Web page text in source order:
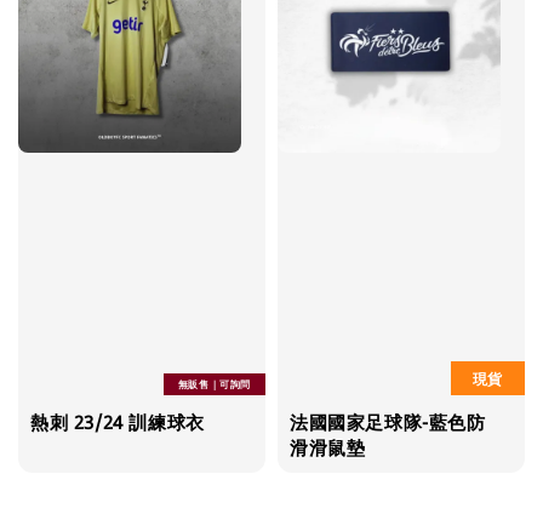
無販售｜可詢問
熱刺 23/24 訓練球衣
現貨
法國國家足球隊-藍色防
滑滑鼠墊